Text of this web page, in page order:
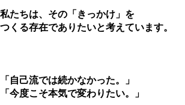
私たちは、その「きっかけ」を
つくる存在でありたいと考えています。
「自己流では続かなかった。」
「今度こそ本気で変わりたい。」